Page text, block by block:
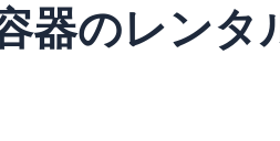
器のレン